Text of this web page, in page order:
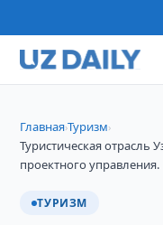
Главная›Туризм›
Туристическая отрасль
проектного управления.
ТУРИЗМ